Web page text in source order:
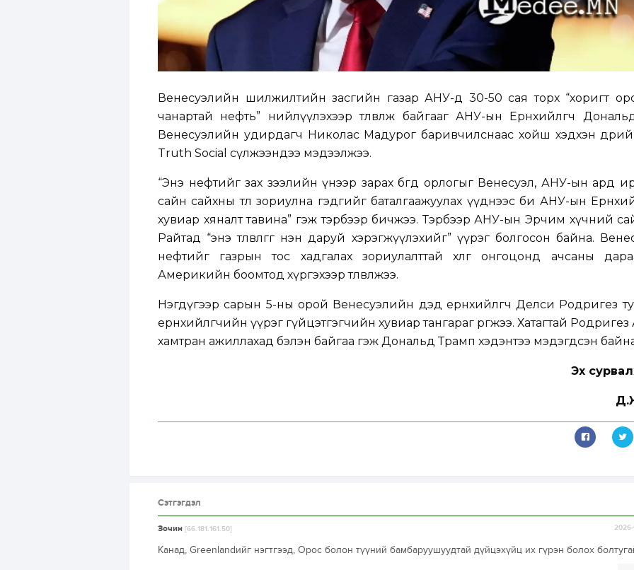
Венесуэлийн шилжилтийн засгийн газар АНУ-д 30-50 сая торх “хоригт
чанартай нефть” нийлүүлэхээр төлөвлөж байгааг АНУ-ын Ерөнхийлөгч
Венесуэлийн удирдагч Николас Мадурог баривчилснаас хойш хэдхэн
Truth Social сүлжээндээ мэдээлжээ.
“Энэ нефтийг зах зээлийн үнээр зарах бөгөөд орлогыг Венесуэл, АНУ-ын ард
сайн сайхны төлөө зориулна гэдгийг баталгаажуулах үүднээс би АНУ-ын
хувиар хяналт тавина” гэж тэрбээр бичжээ. Тэрбээр АНУ-ын Эрчим хүчний
Райтад “энэ төлөвлөгөөг нэн даруй хэрэгжүүлэхийг” үүрэг болгосон байна.
нефтийг газрын тос хадгалах зориулалттай хөлөг онгоцонд ачсаны
Америкийн боомтод хүргэхээр төлөвлөжээ.
Нэгдүгээр сарын 5-ны орой Венесуэлийн дэд ерөнхийлөгч Делси Родригез
ерөнхийлөгчийн үүрэг гүйцэтгэгчийн хувиар тангараг өргөжээ. Хатагтай
хамтран ажиллахад бэлэн байгаа гэж Дональд Трамп хэдэнтээ мэдэгдсэн
Эх
Сэтгэгдэл
Зочин [66.181.161.50]
Канад, Greenlandийг нэгтгээд, Орос болон түүний бамбаруушуудтай дүйцэхүйц их гүрэн болох